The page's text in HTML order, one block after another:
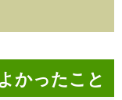
かったこと